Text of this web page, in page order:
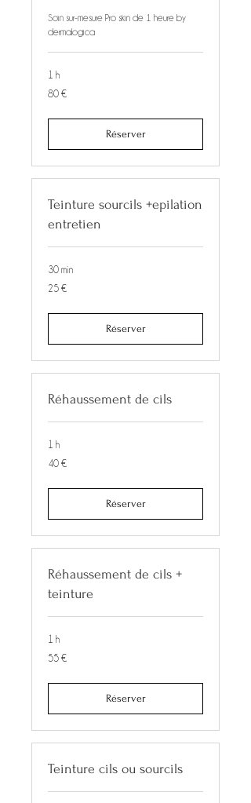
Soin sur-mesure Pro skin de 1 heure by
dermalogica
1 h
80
euros
80 €
Réserver
Teinture sourcils +epilation
entretien
30 min
25
euros
25 €
Réserver
Réhaussement de cils
1 h
40
euros
40 €
Réserver
Réhaussement de cils +
teinture
1 h
55
euros
55 €
Réserver
Teinture cils ou sourcils